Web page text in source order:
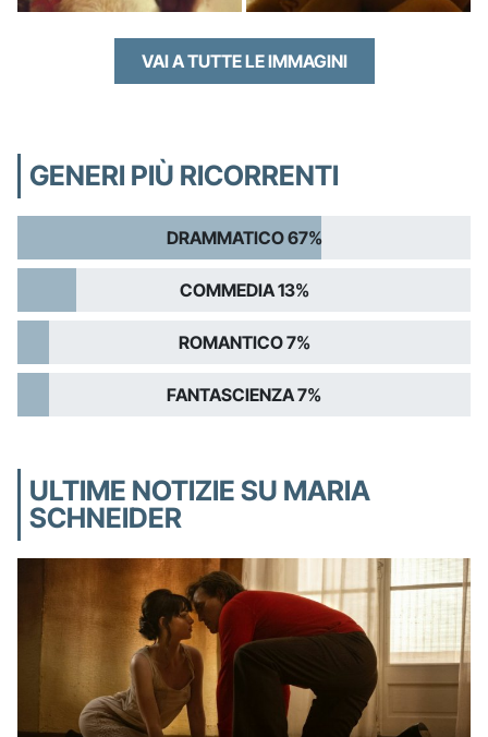
VAI A TUTTE LE IMMAGINI
GENERI PIÙ RICORRENTI
DRAMMATICO 67%
COMMEDIA 13%
ROMANTICO 7%
FANTASCIENZA 7%
ULTIME NOTIZIE SU MARIA
SCHNEIDER